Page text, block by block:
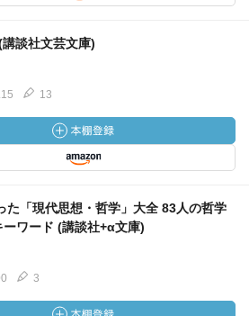
談社文芸文庫)
13
た「現代思想・哲学」大全 83人の哲学
ワード (講談社+α文庫)
3